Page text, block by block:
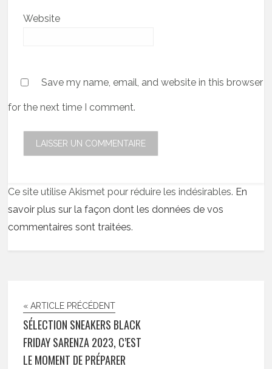
Website
Save my name, email, and website in this browser
for the next time I comment.
Ce site utilise Akismet pour réduire les indésirables. En
savoir plus sur la façon dont les données de vos
commentaires sont traitées.
« ARTICLE PRÉCÉDENT
SÉLECTION SNEAKERS BLACK
FRIDAY SARENZA 2023, C’EST
LE MOMENT DE PRÉPARER